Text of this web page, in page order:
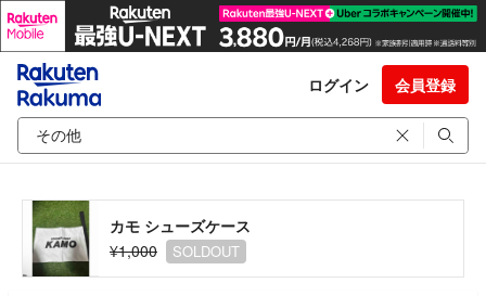
ログイン 会員登録
カモ シューズケース
¥1,000
SOLDOUT